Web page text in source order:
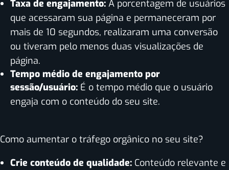
Taxa de engajamento: A porcentagem de usuários
que acessaram sua página e permaneceram por
mais de 10 segundos, realizaram uma conversão
ou tiveram pelo menos duas visualizações de
página.
Tempo médio de engajamento por
sessão/usuário: É o tempo médio que o usuário
engaja com o conteúdo do seu site.
Como aumentar o tráfego orgânico no seu site?
Crie conteúdo de qualidade: Conteúdo relevante e